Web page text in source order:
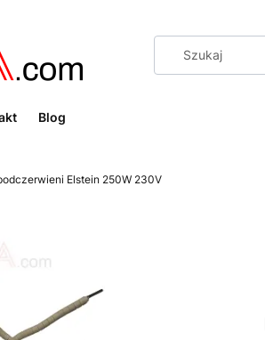
Blog
Elstein 250W 230V